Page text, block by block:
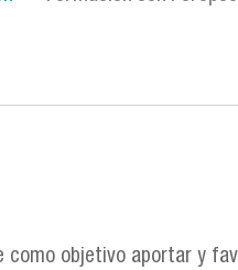
como objetivo aportar y